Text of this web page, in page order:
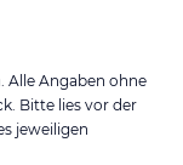
Alle Angaben ohne
Bitte lies vor der
jeweiligen